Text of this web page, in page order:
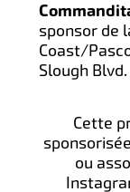
sponsor de
Coast/
Slough
Cette
ou